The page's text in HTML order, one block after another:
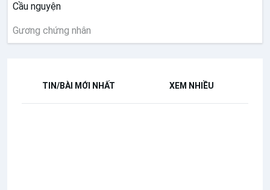
Cầu nguyện
Gương chứng nhân
TIN/BÀI MỚI NHẤT XEM NHIỀU